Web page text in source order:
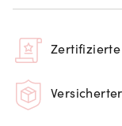
Zertifizierte